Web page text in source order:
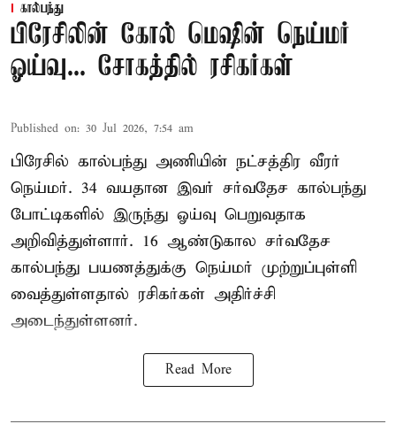
கால்பந்து
பிரேசிலின் கோல் மெஷின் நெய்மர்
ஓய்வு... சோகத்தில் ரசிகர்கள்
Published on: 30 Jul 2026, 7:54 am
பிரேசில் கால்பந்து அணியின் நட்சத்திர வீரர்
நெய்மர். 34 வயதான இவர் சர்வதேச கால்பந்து
போட்டிகளில் இருந்து ஓய்வு பெறுவதாக
அறிவித்துள்ளார். 16 ஆண்டுகால சர்வதேச
கால்பந்து பயணத்துக்கு நெய்மர் முற்றுப்புள்ளி
வைத்துள்ளதால் ரசிகர்கள் அதிர்ச்சி
அடைந்துள்ளனர்.
Read More